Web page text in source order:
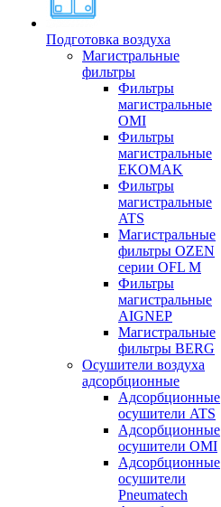
Подготовка воздуха
Магистральные
фильтры
Фильтры
магистральные
OMI
Фильтры
магистральные
EKOMAK
Фильтры
магистральные
ATS
Магистральные
фильтры OZEN
серии OFL M
Фильтры
магистральные
AIGNEP
Магистральные
фильтры BERG
Осушители воздуха
адсорбционные
Адсорбционные
осушители ATS
Адсорбционные
осушители OMI
Адсорбционные
осушители
Pneumatech